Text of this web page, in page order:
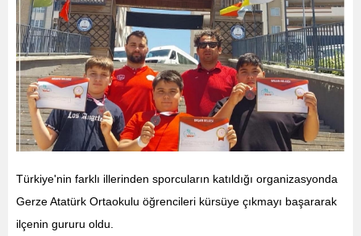
Türkiye'nin farklı illerinden sporcuların katıldığı organizasyonda
Gerze Atatürk Ortaokulu öğrencileri kürsüye çıkmayı başararak
ilçenin gururu oldu.